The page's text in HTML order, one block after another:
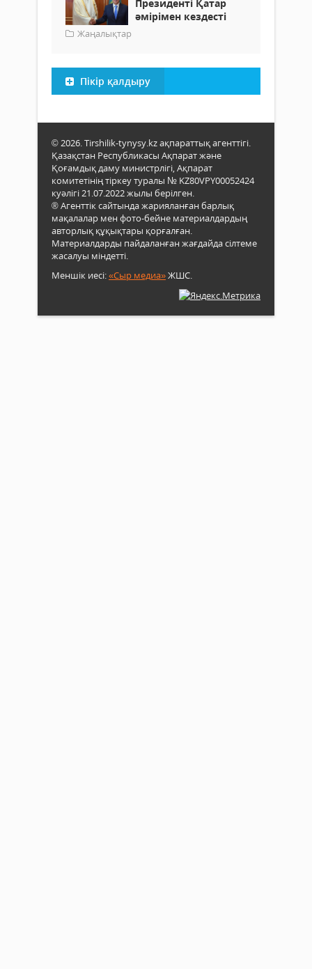
Президенті Қатар
әмірімен кездесті
Жаңалықтар
Пікір қалдыру
© 2026. Tirshilik-tynysy.kz ақпараттық агенттігі.
Қазақстан Республикасы Ақпарат және
Қоғамдық даму министрлігі, Ақпарат
комитетінің тіркеу туралы № KZ80VPY00052424
куәлігі 21.07.2022 жылы берілген.
® Агенттік сайтында жарияланған барлық
мақалалар мен фото-бейне материалдардың
авторлық құқықтары қорғалған.
Материалдарды пайдаланған жағдайда сілтеме
жасалуы міндетті.
Меншік иесі:«Сыр медиа»ЖШС.